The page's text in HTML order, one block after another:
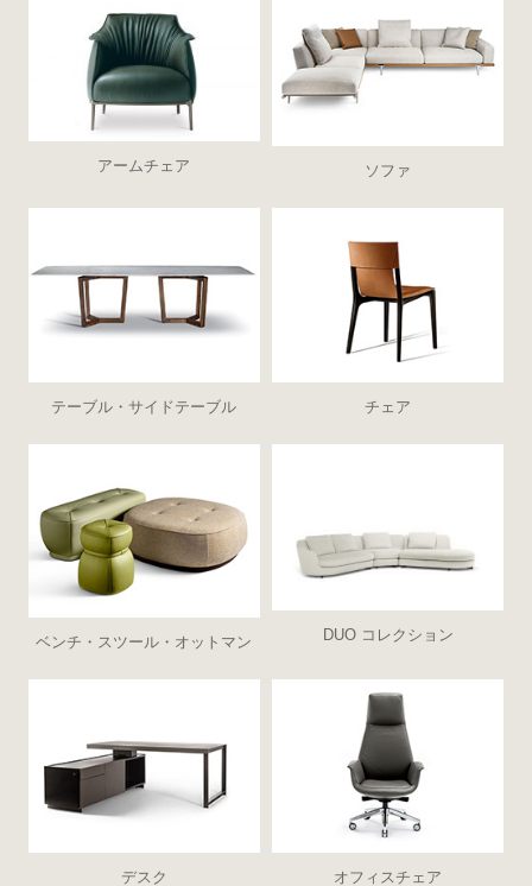
アームチェア ソファ
テーブル・サイドテーブル チェア
ベンチ・スツール・オットマン DUO コレクション
デスク オフィスチェア